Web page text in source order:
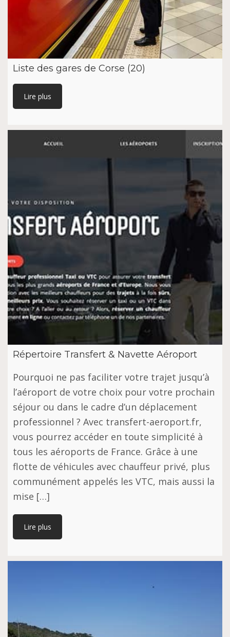
Liste des gares de Corse (20)
Lire plus
Répertoire Transfert & Navette Aéroport
Pourquoi ne pas faciliter votre trajet jusqu’à
l’aéroport de votre choix pour votre prochain
séjour ou dans le cadre d’un déplacement
professionnel ? Avec transfert-aeroport.fr,
vous pourrez accéder en toute simplicité à
tous les aéroports de France. Grâce à une
flotte de véhicules avec chauffeur privé, plus
communément appelés les VTC, mais aussi la
mise […]
Lire plus